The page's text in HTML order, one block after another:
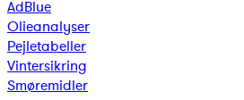
AdBlue
Olieanalyser
Pejletabeller
Vintersikring
Smøremidler